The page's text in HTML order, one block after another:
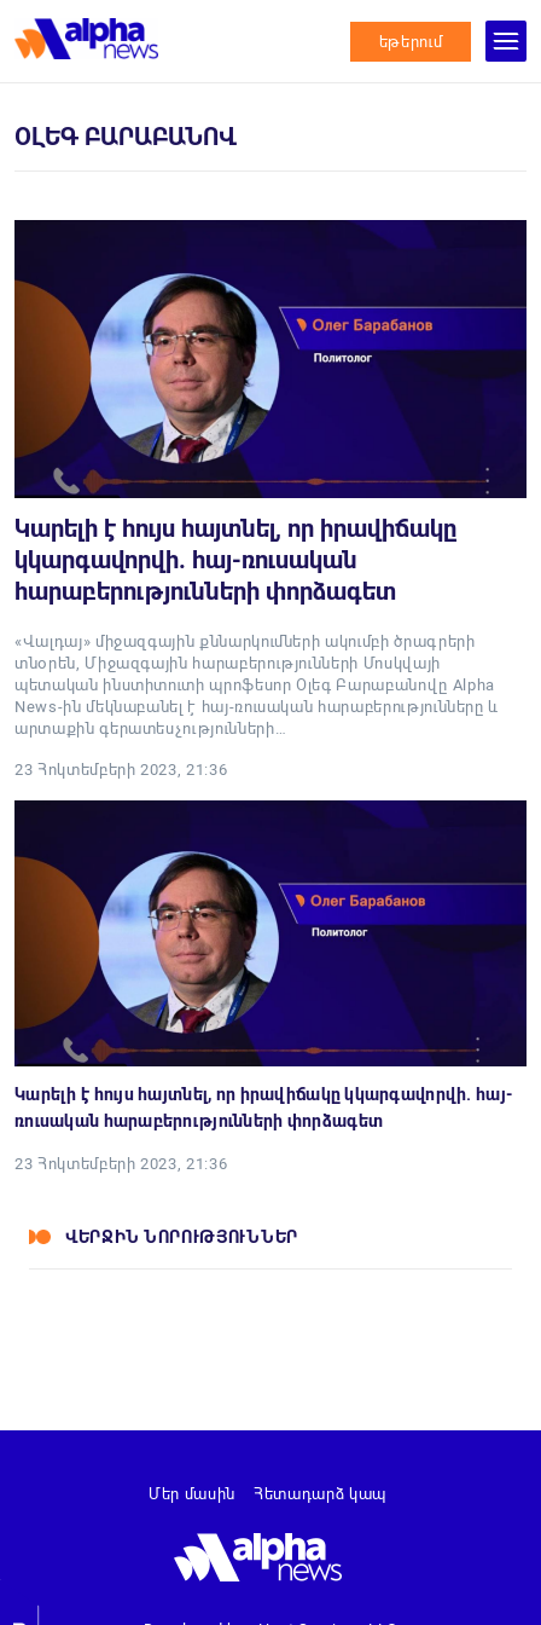
եթերում
ՕԼԵԳ ԲԱՐԱԲԱՆՈՎ
Կարելի է հույս հայտնել, որ իրավիճակը
կկարգավորվի. հայ-ռուսական
հարաբերությունների փորձագետ
«Վալդայ» միջազգային քննարկումների ակումբի ծրագրերի
տնօրեն, Միջազգային հարաբերությունների Մոսկվայի
պետական ինստիտուտի պրոֆեսոր Օլեգ Բարաբանովը Alpha
News-ին մեկնաբանել է հայ-ռուսական հարաբերությունները և
արտաքին գերատեսչությունների…
23 Հոկտեմբերի 2023, 21:36
Կարելի է հույս հայտնել, որ իրավիճակը կկարգավորվի. հայ-
ռուսական հարաբերությունների փորձագետ
23 Հոկտեմբերի 2023, 21:36
ՎԵՐՋԻՆ ՆՈՐՈՒԹՅՈՒՆՆԵՐ
Մեր մասին Հետադարձ կապ